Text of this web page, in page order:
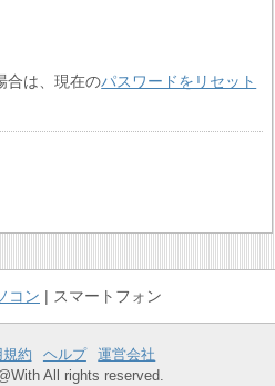
合は、現在のパスワードをリセット
コン スマートフォン
約 ヘルプ
運営会社
All rights reserved.